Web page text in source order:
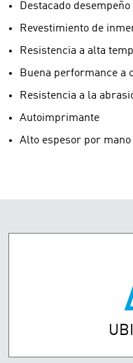
Destacado
Revestimiento de
Resistencia a alta
Buena performance a
Resistencia a la
Autoimprimante
Alto espesor por mano